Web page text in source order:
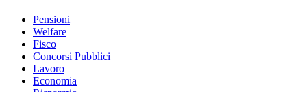
Pensioni
Welfare
Fisco
Concorsi Pubblici
Lavoro
Economia